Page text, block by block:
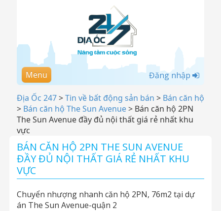
Menu Đăng nhập
Địa Ốc 247>Tin về bất động sản bán > Bán căn hộ
> Bán căn hộ The Sun Avenue> Bán căn hộ 2PN
The Sun Avenue đầy đủ nội thất giá rẻ nhất khu
vực
BÁN CĂN HỘ 2PN THE SUN AVENUE
ĐẦY ĐỦ NỘI THẤT GIÁ RẺ NHẤT KHU
VỰC
Chuyển nhượng nhanh căn hộ 2PN, 76m2 tại dự
án The Sun Avenue-quận 2